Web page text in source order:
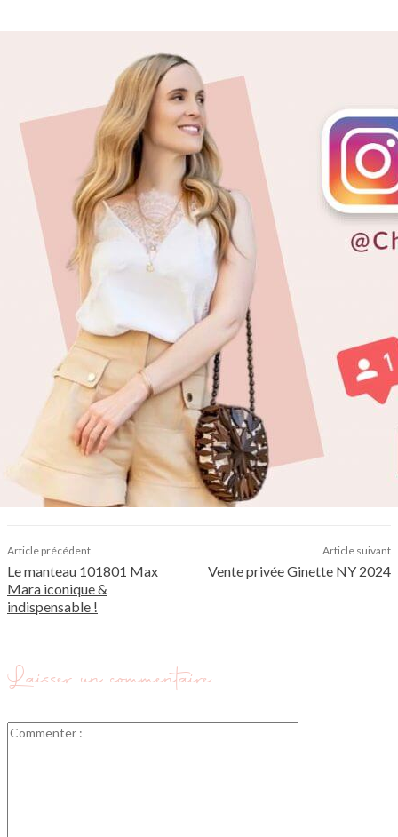
Article précédent
Le manteau 101801 Max
Mara iconique &
indispensable !
Article suivant
Vente privée Ginette NY 2024
Laisser un commentaire